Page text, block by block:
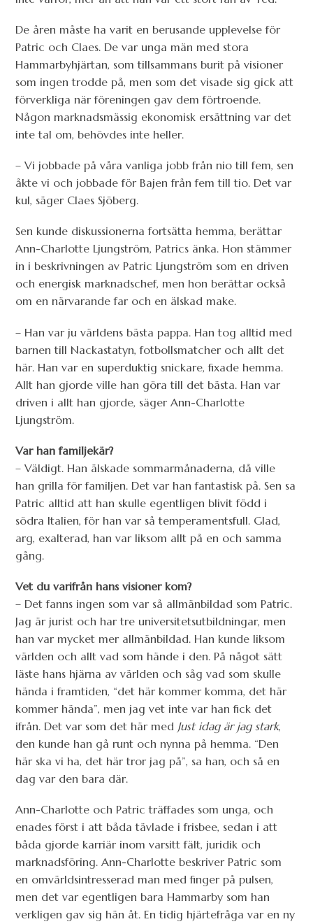
De åren måste ha varit en berusande upplevelse för
Patric och Claes. De var unga män med stora
Hammarbyhjärtan, som tillsammans burit på visioner
som ingen trodde på, men som det visade sig gick att
förverkliga när föreningen gav dem förtroende.
Någon marknadsmässig ekonomisk ersättning var det
inte tal om, behövdes inte heller.
– Vi jobbade på våra vanliga jobb från nio till fem, sen
åkte vi och jobbade för Bajen från fem till tio. Det var
kul, säger Claes Sjöberg.
Sen kunde diskussionerna fortsätta hemma, berättar
Ann-Charlotte Ljungström, Patrics änka. Hon stämmer
in i beskrivningen av Patric Ljungström som en driven
och energisk marknadschef, men hon berättar också
om en närvarande far och en älskad make.
– Han var ju världens bästa pappa. Han tog alltid med
barnen till Nackastatyn, fotbollsmatcher och allt det
här. Han var en superduktig snickare, fixade hemma.
Allt han gjorde ville han göra till det bästa. Han var
driven i allt han gjorde, säger Ann-Charlotte
Ljungström.
Var han familjekär?
– Väldigt. Han älskade sommarmånaderna, då ville
han grilla för familjen. Det var han fantastisk på. Sen sa
Patric alltid att han skulle egentligen blivit född i
södra Italien, för han var så temperamentsfull. Glad,
arg, exalterad, han var liksom allt på en och samma
gång.
Vet du varifrån hans visioner kom?
– Det fanns ingen som var så allmänbildad som Patric.
Jag är jurist och har tre universitetsutbildningar, men
han var mycket mer allmänbildad. Han kunde liksom
världen och allt vad som hände i den. På något sätt
läste hans hjärna av världen och såg vad som skulle
hända i framtiden, “det här kommer komma, det här
kommer hända”, men jag vet inte var han fick det
ifrån. Det var som det här med Just idag är jag stark,
den kunde han gå runt och nynna på hemma. “Den
här ska vi ha, det här tror jag på”, sa han, och så en
dag var den bara där.
Ann-Charlotte och Patric träffades som unga, och
enades först i att båda tävlade i frisbee, sedan i att
båda gjorde karriär inom varsitt fält, juridik och
marknadsföring. Ann-Charlotte beskriver Patric som
en omvärldsintresserad man med finger på pulsen,
men det var egentligen bara Hammarby som han
verkligen gav sig hän åt. En tidig hjärtefråga var en ny